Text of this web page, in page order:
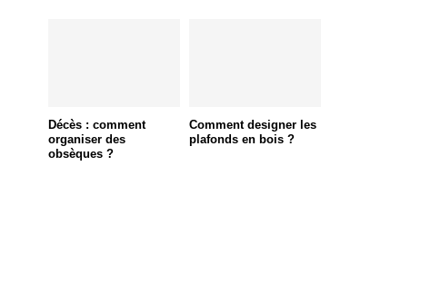
Décès : comment
organiser des
obsèques ?
Comment designer les
plafonds en bois ?